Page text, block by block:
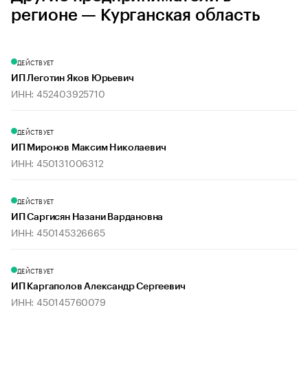
регионе — Курганская область
ДЕЙСТВУЕТ
ИП Леготин Яков Юрьевич
ИНН: 452403925710
ДЕЙСТВУЕТ
ИП Миронов Максим Николаевич
ИНН: 450131006312
ДЕЙСТВУЕТ
ИП Саргисян Назани Вардановна
ИНН: 450145326665
ДЕЙСТВУЕТ
ИП Каргаполов Александр Сергеевич
ИНН: 450145760079